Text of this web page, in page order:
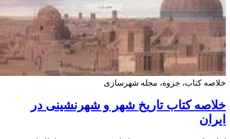
کتاب، جزوه، مجله شهرسازی
کتاب تاریخ شهر و شهرنشینی در